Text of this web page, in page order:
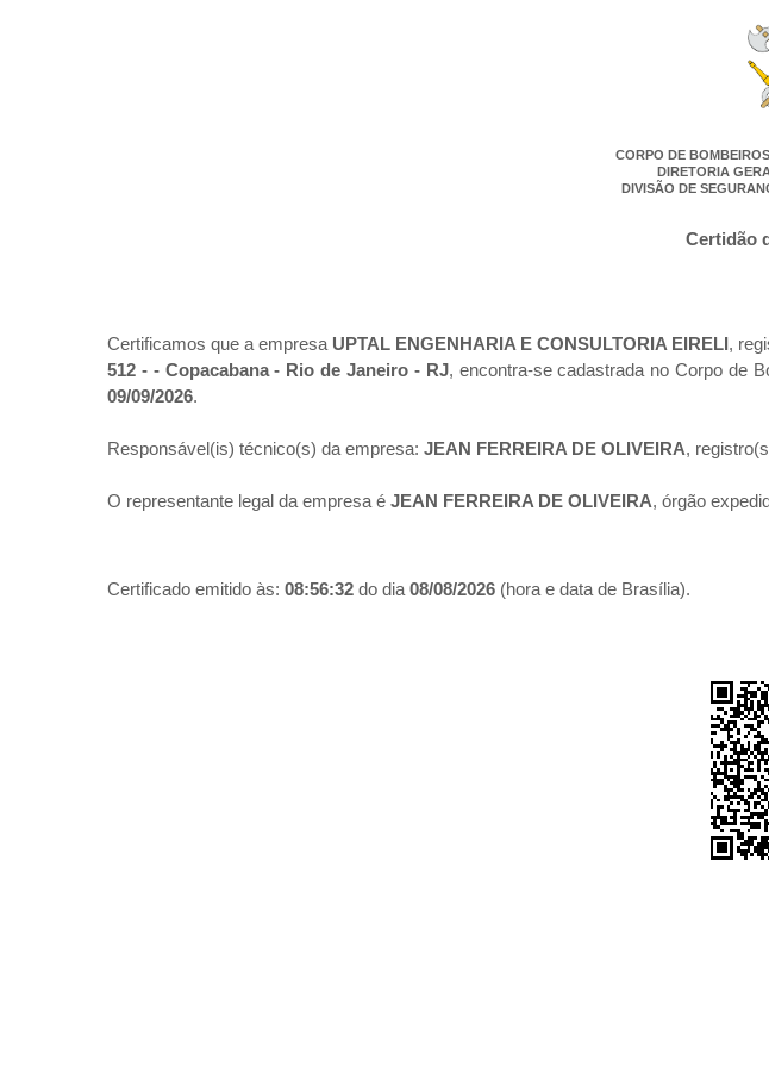
CORPO DE
DIRETORIA
DIVISÃO DE
Certidão
Certificamos que a empresa UPTAL ENGENHARIA E CONSULTORIA EIRELI,
512 - - Copacabana - Rio de Janeiro - RJ, encontra-se cadastrada no Corpo de
09/09/2026.
Responsável(is) técnico(s) da empresa: JEAN FERREIRA DE OLIVEIRA,
O representante legal da empresa é JEAN FERREIRA DE OLIVEIRA, órgão
Certificado emitido às: 08:56:32 do dia 08/08/2026 (hora e data de Brasília).